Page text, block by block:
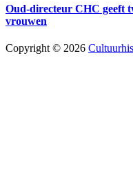
Oud-directeur CHC geeft
vrouwen
Copyright © 2026